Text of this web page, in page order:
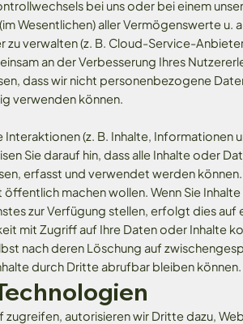
bei uns oder bei einem
Wesentlichen) aller Vermögenswerte u.
zu verwalten (z. B. Cloud-Service-
an der Verbesserung Ihres
dass wir nicht personenbezogene
verwenden können.
Interaktionen (z. B. Inhalte,
Sie darauf hin, dass alle Inhalte oder
erfasst und verwendet werden
machen wollen. Wenn Sie
zur Verfügung stellen, erfolgt dies auf
mit Zugriff auf Ihre Daten oder Inhalte
nach deren Löschung auf
durch Dritte abrufbar bleiben können.
zugreifen, autorisieren wir Dritte dazu,